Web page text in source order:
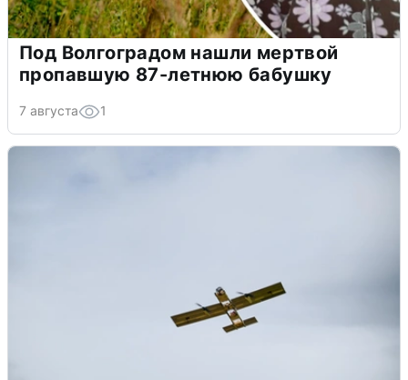
Под Волгоградом нашли мертвой
пропавшую 87-летнюю бабушку
7 августа 1